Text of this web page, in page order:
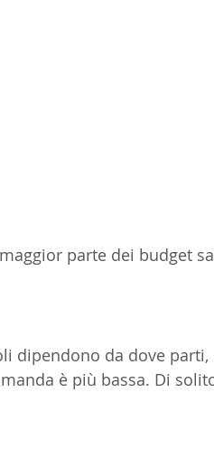
parte dei budget
dipendono da dove
è più bassa. Di